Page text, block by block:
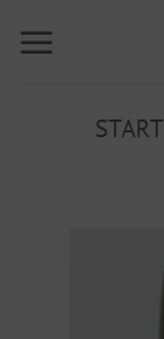
Inhalt
START